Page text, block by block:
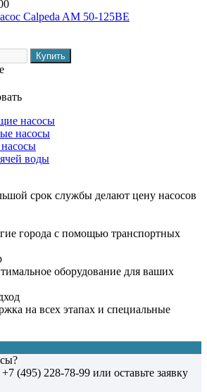
Calpeda AM 50-125BE
насосы
насосы
воды
срок службы делают цену насосов
города с помощью транспортных
оборудование для ваших
на всех этапах и специальные
+7 (495) 228-78-99 или оставьте заявку